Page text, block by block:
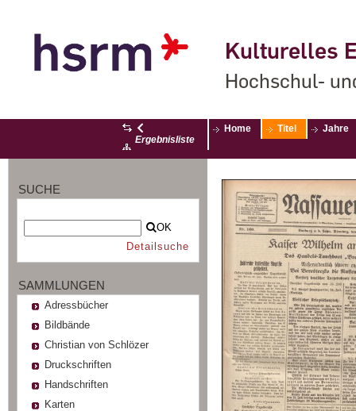
Kulturelles
Hochschul-
Ergebnisliste
Home Titel Jahre
SUCHE
OK
Detailsuche
SAMMLUNGEN
Adressbücher
Bildbände
Christian von Schlözer
Druckschriften
Handschriften
Karten